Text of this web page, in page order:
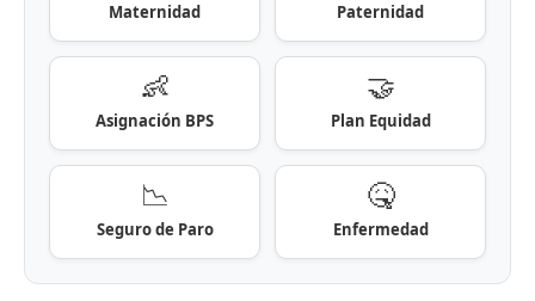
Maternidad Paternidad
👶
Asignación BPS
🤝
Plan Equidad
📉
Seguro de Paro
🤒
Enfermedad